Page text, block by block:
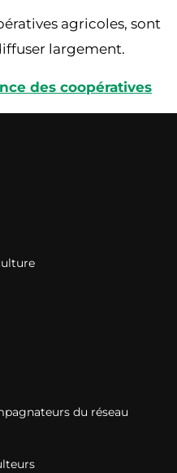
agricoles, sont
largement.
des coopératives
du réseau